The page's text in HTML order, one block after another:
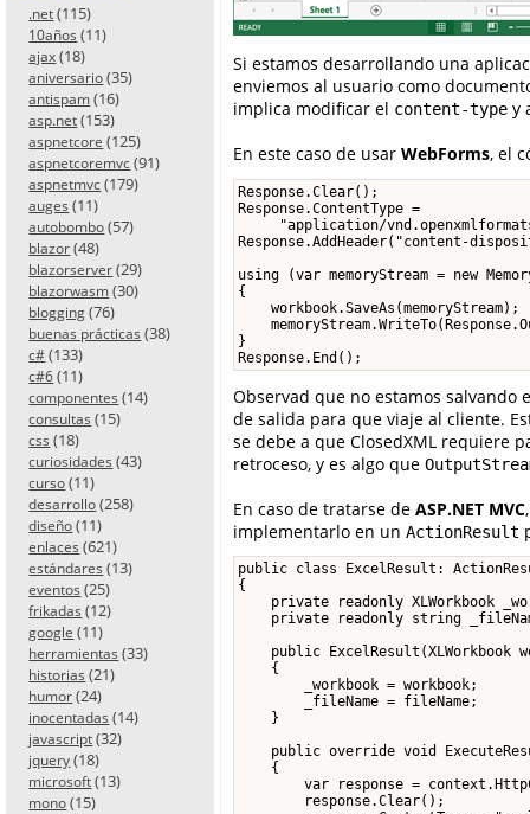
.net (115)
10años (11)
ajax (18)
aniversario (35)
antispam (16)
asp.net (153)
aspnetcore (125)
aspnetcoremvc (91)
aspnetmvc (179)
auges (11)
autobombo (57)
blazor (48)
blazorserver (29)
blazorwasm (30)
blogging (76)
buenas prácticas (38)
c# (133)
c#6 (11)
componentes (14)
consultas (15)
css (18)
curiosidades (43)
curso (11)
desarrollo (258)
diseño (11)
enlaces (621)
estándares (13)
eventos (25)
frikadas (12)
google (11)
herramientas (33)
historias (21)
humor (24)
inocentadas (14)
javascript (32)
jquery (18)
microsoft (13)
mono (15)
Si estamos desarrollando una
enviemos al usuario como
implica modificar el content-type y
En este caso de usar WebForms, el
Response.Clear();
Response.ContentType =
"application/
Response.AddHeader("content-
using (var memoryStream = new
{
    workbook.SaveAs(memoryStream);
}
Response.End();
Observad que no estamos salvando
de salida para que viaje al cliente.
se debe a que ClosedXML requiere
retroceso, y es algo que
En caso de tratarse de ASP.NET MVC
implementarlo en un ActionResult
public class ExcelResult:
{
private readonly XLWorkbook
private readonly string
public ExcelResult(XLWorkbook
    {
        _workbook = workbook;
        _fileName = fileName;
    }
public override void
    {
var response =
        response.Clear();